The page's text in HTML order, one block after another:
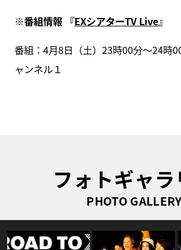
※番組情報 『EXシアターTV Live』
番組：4月8日（土）23時00分～24時
ャンネル１
フォトギャラ
PHOTO GALLERY